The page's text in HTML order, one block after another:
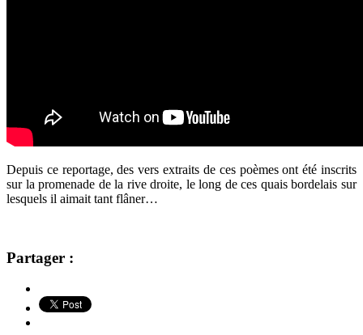
Depuis ce reportage, des vers extraits de ces poèmes ont été inscrits
sur la promenade de la rive droite, le long de ces quais bordelais sur
lesquels il aimait tant flâner…
Partager :